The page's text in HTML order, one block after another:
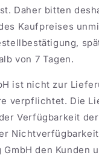
Daher bitten
Kaufpreises
von 7 Tagen.
ist nicht zur
verpflichtet. Die
Verfügbarkeit
GmbH den Kunden